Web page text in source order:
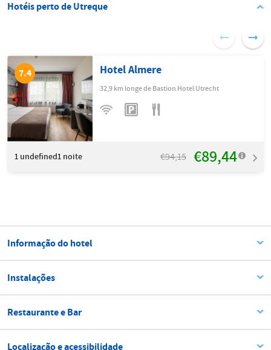
Hotéis perto de Utreque
7.4 Hotel Almere
32,9 km longe de Bastion Hotel Utrecht
1 undefined1 noite €94,15 €89,44
Informação do hotel
Instalações
Restaurante e Bar
Localização e acessibilidade